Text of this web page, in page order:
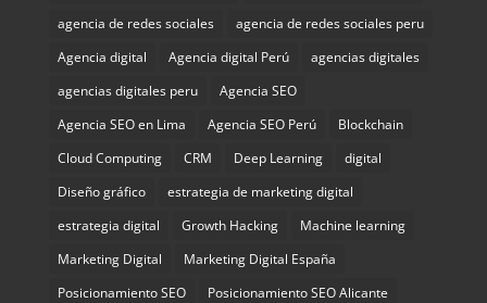
agencia de redes sociales
agencia de redes sociales peru
Agencia digital
Agencia digital Perú
agencias digitales
agencias digitales peru
Agencia SEO
Agencia SEO en Lima
Agencia SEO Perú
Blockchain
Cloud Computing
CRM Deep Learning
digital
Diseño gráfico
estrategia de marketing digital
estrategia digital
Growth Hacking
Machine learning
Marketing Digital
Marketing Digital España
Posicionamiento SEO
Posicionamiento SEO Alicante